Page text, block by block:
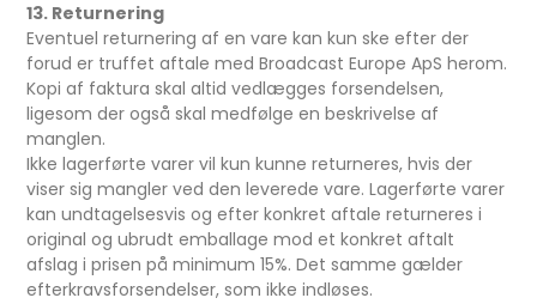
13. Returnering
Eventuel returnering af en vare kan kun ske efter der
forud er truffet aftale med Broadcast Europe ApS herom.
Kopi af faktura skal altid vedlægges forsendelsen,
ligesom der også skal medfølge en beskrivelse af
manglen.
Ikke lagerførte varer vil kun kunne returneres, hvis der
viser sig mangler ved den leverede vare. Lagerførte varer
kan undtagelsesvis og efter konkret aftale returneres i
original og ubrudt emballage mod et konkret aftalt
afslag i prisen på minimum 15%. Det samme gælder
efterkravsforsendelser, som ikke indløses.